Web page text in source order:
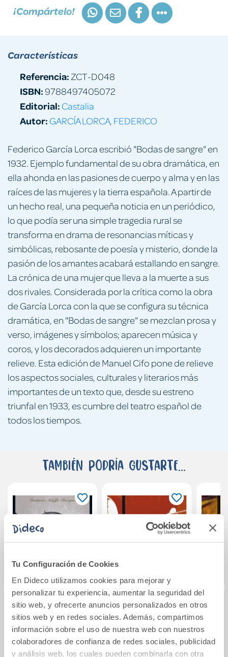
Tu Configuración de Cookies
En Dideco utilizamos cookies para mejorar y
personalizar tu experiencia, aumentar la seguridad del
sitio web, y ofrecerte anuncios personalizados en otros
sitios web y en redes sociales. Además, compartimos
información sobre el uso de nuestra web con nuestros
colaboradores de confianza de redes sociales, publicidad
y análisis web, los cuales pueden combinarla con otra
¡Compártelo!
Federico García Lorca escribió "Bodas de sangre" en
1932. Ejemplo fundamental de su obra dramática, en
ella ahonda en las pasiones de cuerpo y alma y en las
raíces de las mujeres y la tierra española. A partir de
un hecho real, una pequeña noticia en un periódico,
lo que podía ser una simple tragedia rural se
transforma en drama de resonancias míticas y
simbólicas, rebosante de poesía y misterio, donde la
pasión de los amantes acabará estallando en sangre.
La crónica de una mujer que lleva a la muerte a sus
dos rivales. Considerada por la crítica como la obra
de García Lorca con la que se configura su técnica
dramática, en "Bodas de sangre" se mezclan prosa y
verso, imágenes y símbolos; aparecen música y
coros, y los decorados adquieren un importante
relieve. Esta edición de Manuel Cifo pone de relieve
los aspectos sociales, culturales y literarios más
importantes de un texto que, desde su estreno
triunfal en 1933, es cumbre del teatro español de
todos los tiempos.
Características
Referencia: ZCT-D048
ISBN:9788497405072
Editorial: Castalia
Autor: GARCÍA LORCA, FEDERICO
También podría gustarte...
Rimas y Leyendas Romancero gitano